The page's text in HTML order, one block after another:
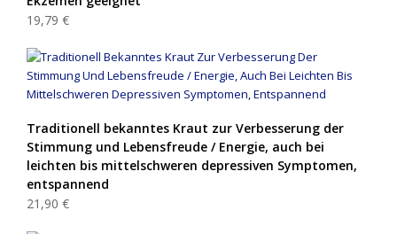
19,79 €
Traditionell bekanntes Kraut zur Verbesserung der
Stimmung und Lebensfreude / Energie, auch bei
leichten bis mittelschweren depressiven Symptomen,
entspannend
21,90 €